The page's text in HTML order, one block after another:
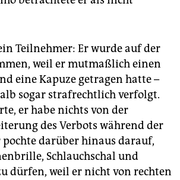
Teilnehmer: Er wurde auf der
weil er mutmaßlich einen
eine Kapuze getragen hatte –
sogar strafrechtlich verfolgt.
er habe nichts von der
des Verbots während der
pochte darüber hinaus darauf,
Schlauchschal und
dürfen, weil er nicht von rechten